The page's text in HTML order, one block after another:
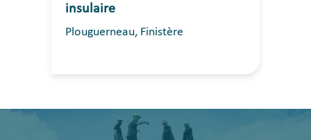
insulaire
Plouguerneau, Finistère